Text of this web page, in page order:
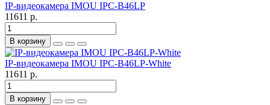
IP-видеокамера IMOU IPC-B46LP
11611 р.
В корзину
IP-видеокамера IMOU IPC-B46LP-White
11611 р.
В корзину